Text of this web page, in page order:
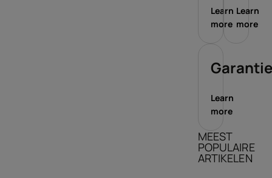
Learn
more
Learn
more
Learn
more
MEEST
POPULAIRE
ARTIKELEN